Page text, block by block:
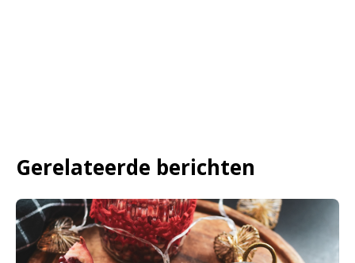
Gerelateerde berichten